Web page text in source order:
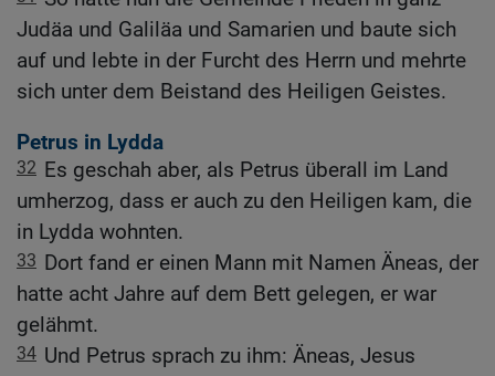
Judäa und Galiläa und Samarien und baute sich
auf und lebte in der Furcht des Herrn und mehrte
sich unter dem Beistand des Heiligen Geistes.
Petrus in Lydda
32 Es geschah aber, als Petrus überall im Land
umherzog, dass er auch zu den Heiligen kam, die
in Lydda wohnten.
33 Dort fand er einen Mann mit Namen Äneas, der
hatte acht Jahre auf dem Bett gelegen, er war
gelähmt.
34 Und Petrus sprach zu ihm: Äneas, Jesus